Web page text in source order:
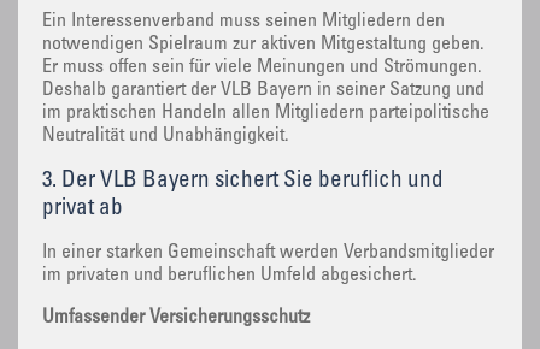
Ein Interessenverband muss seinen Mitgliedern den
notwendigen Spielraum zur aktiven Mitgestaltung geben.
Er muss offen sein für viele Meinungen und Strömungen.
Deshalb garantiert der VLB Bayern in seiner Satzung und
im praktischen Handeln allen Mitgliedern parteipolitische
Neutralität und Unabhängigkeit.
3. Der VLB Bayern sichert Sie beruflich und
privat ab
In einer starken Gemeinschaft werden Verbandsmitglieder
im privaten und beruflichen Umfeld abgesichert.
Umfassender Versicherungsschutz